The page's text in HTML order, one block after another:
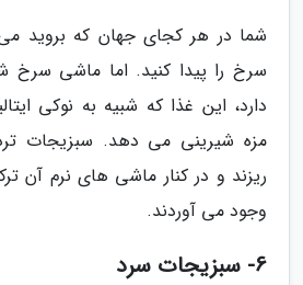
شما در هر کجای جهان که بروید می
سرخ را پیدا کنید. اما ماشی سرخ
دارد، این غذا که شبیه به نوکی
مزه شیرینی می دهد. سبزیجات
ریزند و در کنار ماشی های نرم آن
وجود می آوردند.
6- سبزیجات سرد